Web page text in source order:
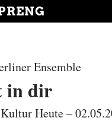
Ensemble
in dir
Heute –